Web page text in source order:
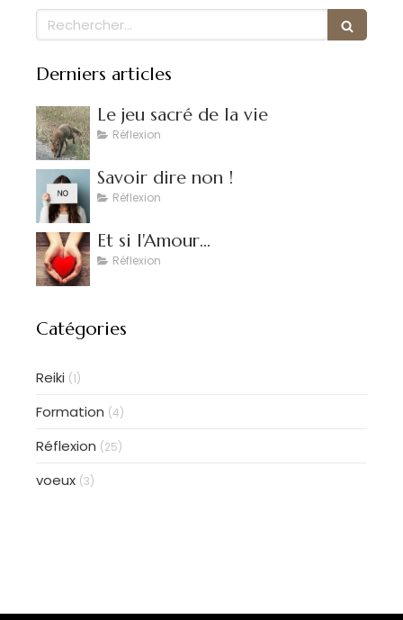
Rechercher
Derniers articles
Le jeu sacré de la vie
Réflexion
Savoir dire non !
Réflexion
Et si l'Amour...
Réflexion
Catégories
Reiki (1)
Formation (4)
Réflexion (25)
voeux (3)